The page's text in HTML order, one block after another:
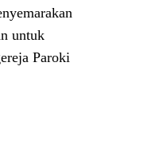
untuk
Paroki